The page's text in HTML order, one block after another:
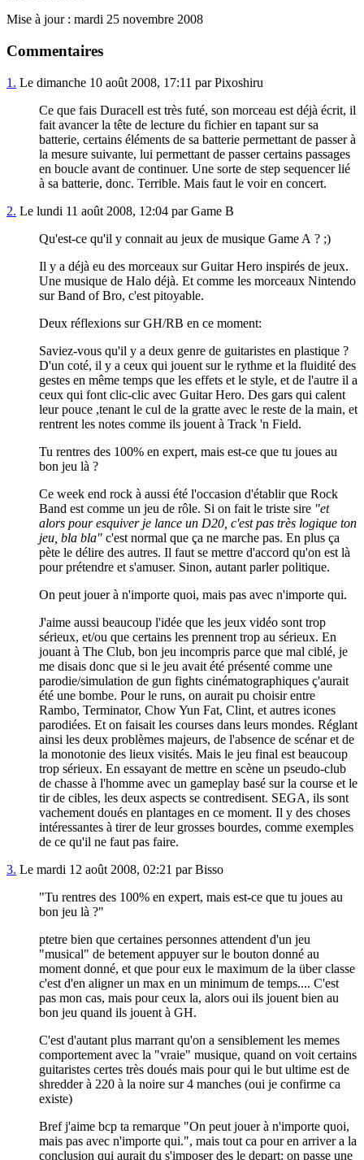
Mise à jour : mardi 25 novembre 2008
Commentaires
1. Le dimanche 10 août 2008, 17:11 par Pixoshiru
Ce que fais Duracell est très futé, son morceau est déjà écrit, il
fait avancer la tête de lecture du fichier en tapant sur sa
batterie, certains éléments de sa batterie permettant de passer à
la mesure suivante, lui permettant de passer certains passages
en boucle avant de continuer. Une sorte de step sequencer lié
à sa batterie, donc. Terrible. Mais faut le voir en concert.
2. Le lundi 11 août 2008, 12:04 par Game B
Qu'est-ce qu'il y connait au jeux de musique Game A ? ;)
Il y a déjà eu des morceaux sur Guitar Hero inspirés de jeux.
Une musique de Halo déjà. Et comme les morceaux Nintendo
sur Band of Bro, c'est pitoyable.
Deux réflexions sur GH/RB en ce moment:
Saviez-vous qu'il y a deux genre de guitaristes en plastique ?
D'un coté, il y a ceux qui jouent sur le rythme et la fluidité des
gestes en même temps que les effets et le style, et de l'autre il a
ceux qui font clic-clic avec Guitar Hero. Des gars qui calent
leur pouce ,tenant le cul de la gratte avec le reste de la main, et
rentrent les notes comme ils jouent à Track 'n Field.
Tu rentres des 100% en expert, mais est-ce que tu joues au
bon jeu là ?
Ce week end rock à aussi été l'occasion d'établir que Rock
Band est comme un jeu de rôle. Si on fait le triste sire "et
alors pour esquiver je lance un D20, c'est pas très logique ton
jeu, bla bla" c'est normal que ça ne marche pas. En plus ça
pète le délire des autres. Il faut se mettre d'accord qu'on est là
pour prétendre et s'amuser. Sinon, autant parler politique.
On peut jouer à n'importe quoi, mais pas avec n'importe qui.
J'aime aussi beaucoup l'idée que les jeux vidéo sont trop
sérieux, et/ou que certains les prennent trop au sérieux. En
jouant à The Club, bon jeu incompris parce que mal ciblé, je
me disais donc que si le jeu avait été présenté comme une
parodie/simulation de gun fights cinématographiques ç'aurait
été une bombe. Pour le runs, on aurait pu choisir entre
Rambo, Terminator, Chow Yun Fat, Clint, et autres icones
parodiées. Et on faisait les courses dans leurs mondes. Réglant
ainsi les deux problèmes majeurs, de l'absence de scénar et de
la monotonie des lieux visités. Mais le jeu final est beaucoup
trop sérieux. En essayant de mettre en scène un pseudo-club
de chasse à l'homme avec un gameplay basé sur la course et le
tir de cibles, les deux aspects se contredisent. SEGA, ils sont
vachement doués en plantages en ce moment. Il y des choses
intéressantes à tirer de leur grosses bourdes, comme exemples
de ce qu'il ne faut pas faire.
3. Le mardi 12 août 2008, 02:21 par Bisso
"Tu rentres des 100% en expert, mais est-ce que tu joues au
bon jeu là ?"
ptetre bien que certaines personnes attendent d'un jeu
"musical" de betement appuyer sur le bouton donné au
moment donné, et que pour eux le maximum de la über classe
c'est d'en aligner un max en un minimum de temps.... C'est
pas mon cas, mais pour ceux la, alors oui ils jouent bien au
bon jeu quand ils jouent à GH.
C'est d'autant plus marrant qu'on a sensiblement les memes
comportement avec la "vraie" musique, quand on voit certains
guitaristes certes très doués mais pour qui le but ultime est de
shredder à 220 à la noire sur 4 manches (oui je confirme ca
existe)
Bref j'aime bcp ta remarque "On peut jouer à n'importe quoi,
mais pas avec n'importe qui.", mais tout ca pour en arriver a la
conclusion qui aurait du s'imposer des le depart: on passe une